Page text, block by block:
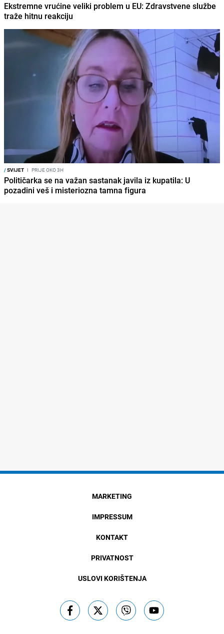
Ekstremne vrućine veliki problem u EU: Zdravstvene službe
traže hitnu reakciju
/SVIJET I PRIJE OKO 3H
Političarka se na važan sastanak javila iz kupatila: U
pozadini veš i misteriozna tamna figura
MARKETING
IMPRESSUM
KONTAKT
PRIVATNOST
USLOVI KORIŠTENJA